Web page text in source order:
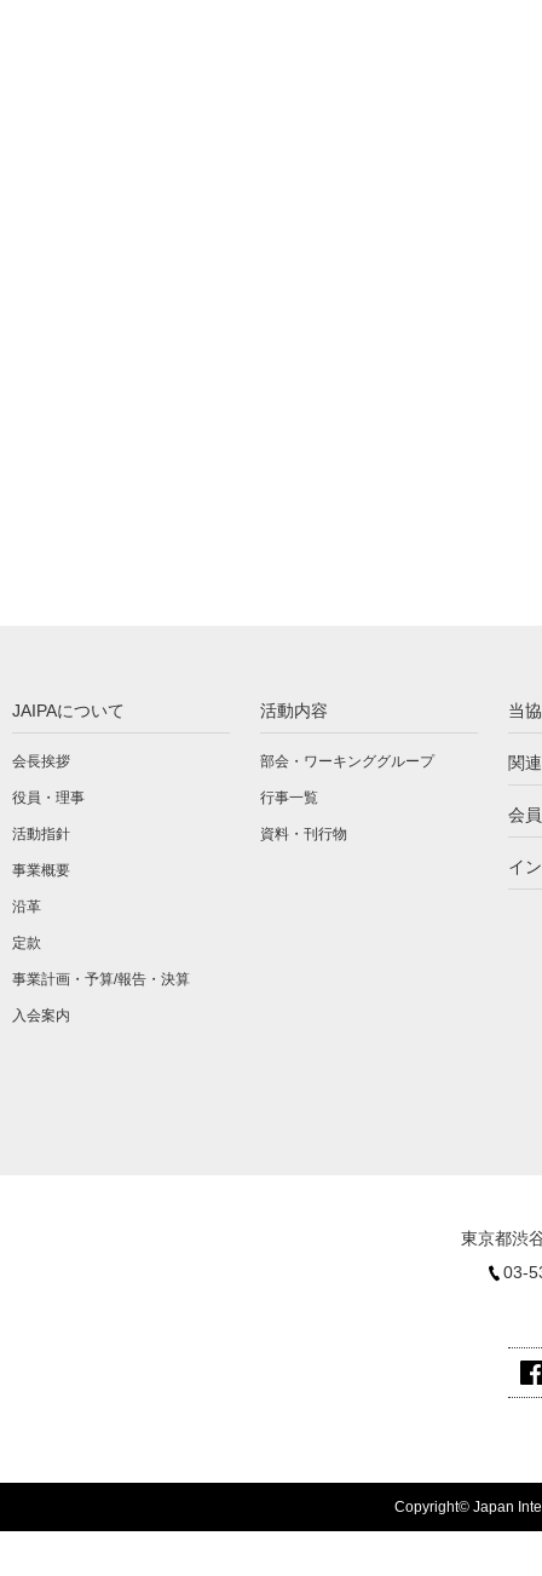
JAIPAについて
会長挨拶
役員・理事
活動指針
事業概要
沿革
定款
事業計画・予算/報告・決算
入会案内
活動内容
部会・ワーキンググループ
行事一覧
資料・刊行物
当
関
会
イ
東京都渋
03-
Copyright© Japan